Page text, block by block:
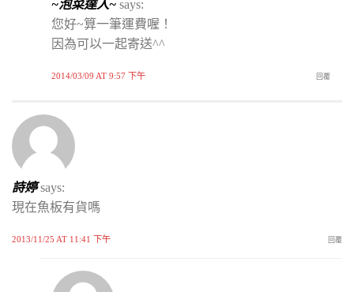
~泡菜達人~ says:
您好~算一筆運費喔！
因為可以一起寄送^^
2014/03/09 AT 9:57 下午 回覆
詩婷 says:
現在魚板有貨嗎
2013/11/25 AT 11:41 下午 回覆